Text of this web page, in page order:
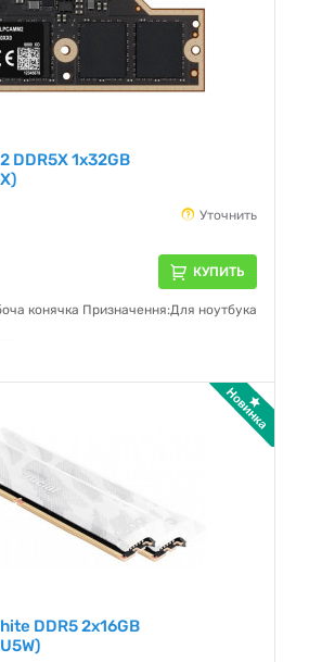
DDR5X 1x32GB
Уточнить
КУПИТЬ
конячка Призначення:Для ноутбука
DDR5 2x16GB